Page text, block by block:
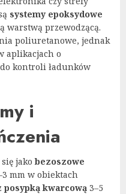
systemy epoksydowe
warstwą przewodzącą.
poliuretanowe, jednak
aplikacjach o
kontroli ładunków
i
się jakobezoszowe
mm w obiektach
posypką kwarcową 3–5